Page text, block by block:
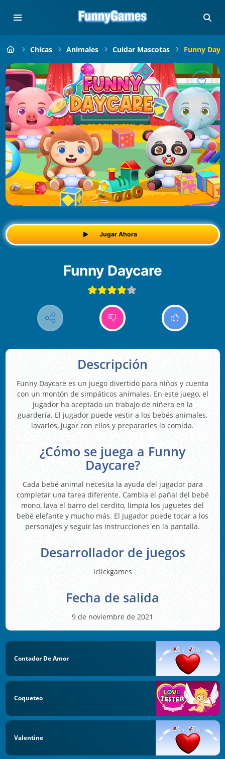
Chicas Animales Cuidar Mascotas Funny
Jugar Ahora
Funny Daycare
Descripción
Funny Daycare es un juego divertido para niños y cuenta
con un montón de simpáticos animales. En este juego, el
jugador ha aceptado un trabajo de niñera en la
guardería. El jugador puede vestir a los bebés animales,
lavarlos, jugar con ellos y prepararles la comida.
¿Cómo se juega a Funny
Daycare?
Cada bebé animal necesita la ayuda del jugador para
completar una tarea diferente. Cambia el pañal del bebé
mono, lava el barro del cerdito, limpia los juguetes del
bebé elefante y mucho más. El jugador puede tocar a los
personajes y seguir las instrucciones en la pantalla.
Desarrollador de juegos
iclickgames
Fecha de salida
9 de noviembre de 2021
Contador De Amor
Coqueteo
Valentine